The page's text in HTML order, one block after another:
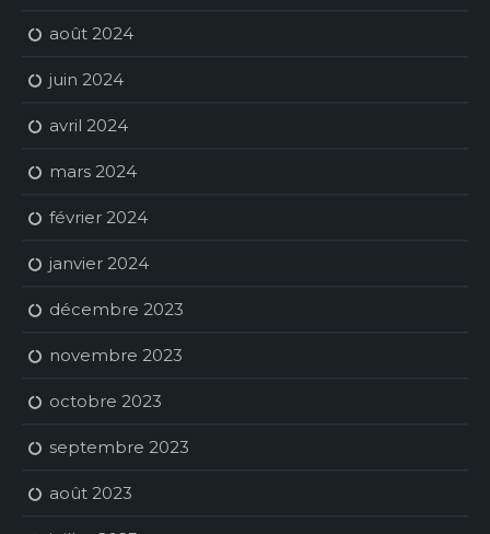
août 2024
juin 2024
avril 2024
mars 2024
février 2024
janvier 2024
décembre 2023
novembre 2023
octobre 2023
septembre 2023
août 2023